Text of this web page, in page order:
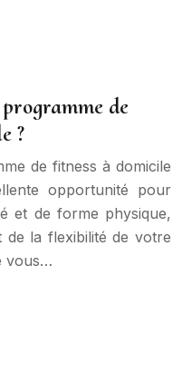
de
?
de fitness à domicile
opportunité pour
et de forme physique,
la flexibilité de votre
vous…